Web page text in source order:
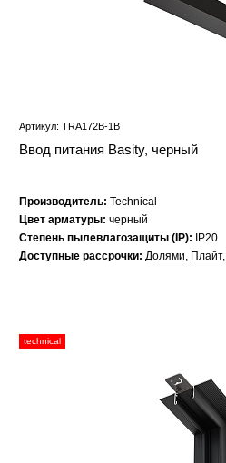
Артикул: TRA172B-1B
Ввод питания Basity, черный
Производитель: Technical
Цвет арматуры: черный
Степень пылевлагозащиты (IP):
IP20
Доступные рассрочки: Долями, Плайт,
technical